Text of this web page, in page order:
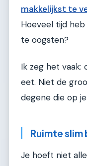
makkelijkst te
Hoeveel tijd
te oogsten?
Ik zeg het vaak:
eet. Niet de
degene die op
Ruimte
Je hoeft niet